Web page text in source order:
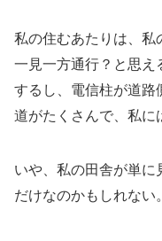
私の住むあたりは、私
一見一方通行？と思え
するし、電信柱が道路
道がたくさんで、私に
いや、私の田舎が単に
だけなのかもしれない。